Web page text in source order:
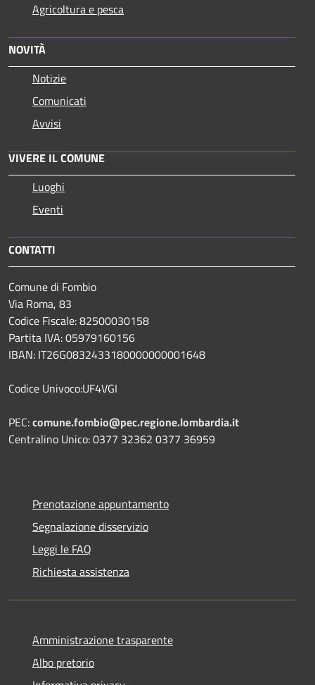
Agricoltura e pesca
NOVITÀ
Notizie
Comunicati
Avvisi
VIVERE IL COMUNE
Luoghi
Eventi
CONTATTI
Comune di Fombio
Via Roma, 83
Codice Fiscale: 82500030158
Partita IVA: 05979160156
IBAN: IT26G0832433180000000001648
Codice Univoco:UF4VGI
PEC:comune.fombio@pec.regione.lombardia.it
Centralino Unico: 0377 32362 0377 36959
Prenotazione appuntamento
Segnalazione disservizio
Leggi le FAQ
Richiesta assistenza
Amministrazione trasparente
Albo pretorio